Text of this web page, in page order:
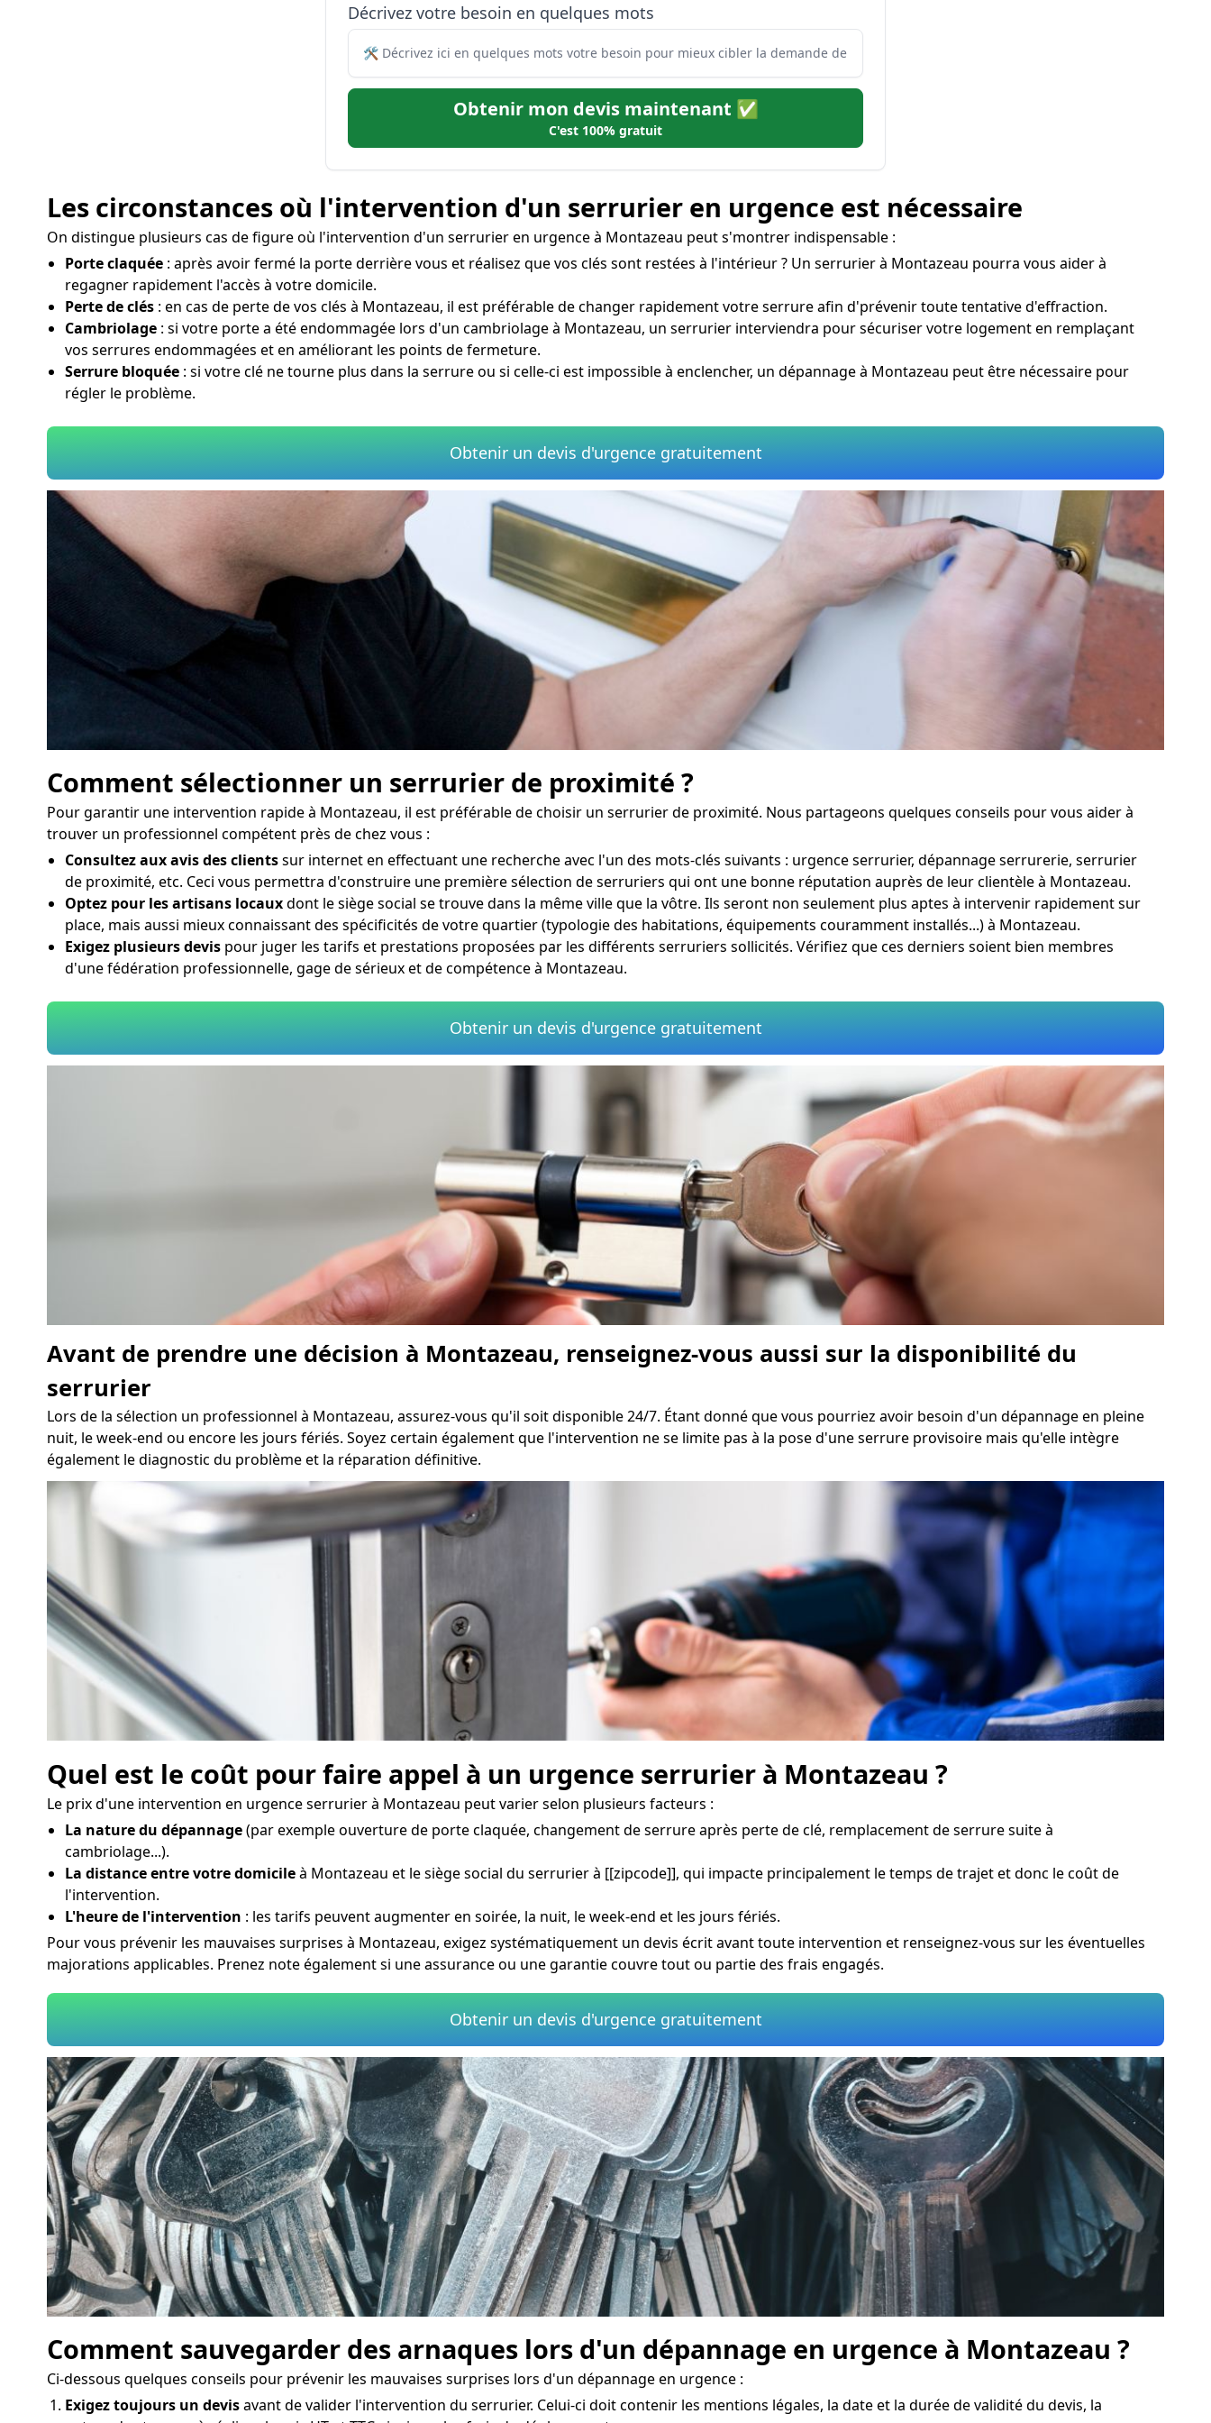
Décrivez votre besoin en quelques mots
Obtenir mon devis maintenant ✅
C'est 100% gratuit
Les circonstances où l'intervention d'un serrurier en urgence est nécessaire
On distingue plusieurs cas de figure où l'intervention d'un serrurier en urgence à Montazeau peut s'montrer indispensable :
Porte claquée : après avoir fermé la porte derrière vous et réalisez que vos clés sont restées à l'intérieur ? Un serrurier à Montazeau pourra vous aider à
regagner rapidement l'accès à votre domicile.
Perte de clés : en cas de perte de vos clés à Montazeau, il est préférable de changer rapidement votre serrure afin d'prévenir toute tentative d'effraction.
Cambriolage : si votre porte a été endommagée lors d'un cambriolage à Montazeau, un serrurier interviendra pour sécuriser votre logement en remplaçant
vos serrures endommagées et en améliorant les points de fermeture.
Serrure bloquée : si votre clé ne tourne plus dans la serrure ou si celle-ci est impossible à enclencher, un dépannage à Montazeau peut être nécessaire pour
régler le problème.
Obtenir un devis d'urgence gratuitement
Comment sélectionner un serrurier de proximité ?
Pour garantir une intervention rapide à Montazeau, il est préférable de choisir un serrurier de proximité. Nous partageons quelques conseils pour vous aider à
trouver un professionnel compétent près de chez vous :
Consultez aux avis des clientssur internet en effectuant une recherche avec l'un des mots-clés suivants : urgence serrurier, dépannage serrurerie, serrurier
de proximité, etc. Ceci vous permettra d'construire une première sélection de serruriers qui ont une bonne réputation auprès de leur clientèle à Montazeau.
Optez pour les artisans locauxdont le siège social se trouve dans la même ville que la vôtre. Ils seront non seulement plus aptes à intervenir rapidement sur
place, mais aussi mieux connaissant des spécificités de votre quartier (typologie des habitations, équipements couramment installés...) à Montazeau.
Exigez plusieurs devis pour juger les tarifs et prestations proposées par les différents serruriers sollicités. Vérifiez que ces derniers soient bien membres
d'une fédération professionnelle, gage de sérieux et de compétence à Montazeau.
Obtenir un devis d'urgence gratuitement
Avant de prendre une décision à Montazeau, renseignez-vous aussi sur la disponibilité du
serrurier
Lors de la sélection un professionnel à Montazeau, assurez-vous qu'il soit disponible 24/7. Étant donné que vous pourriez avoir besoin d'un dépannage en pleine
nuit, le week-end ou encore les jours fériés. Soyez certain également que l'intervention ne se limite pas à la pose d'une serrure provisoire mais qu'elle intègre
également le diagnostic du problème et la réparation définitive.
Quel est le coût pour faire appel à un urgence serrurier à Montazeau ?
Le prix d'une intervention en urgence serrurier à Montazeau peut varier selon plusieurs facteurs :
La nature du dépannage(par exemple ouverture de porte claquée, changement de serrure après perte de clé, remplacement de serrure suite à
cambriolage...).
La distance entre votre domicileà Montazeau et le siège social du serrurier à [[zipcode]], qui impacte principalement le temps de trajet et donc le coût de
l'intervention.
L'heure de l'intervention : les tarifs peuvent augmenter en soirée, la nuit, le week-end et les jours fériés.
Pour vous prévenir les mauvaises surprises à Montazeau, exigez systématiquement un devis écrit avant toute intervention et renseignez-vous sur les éventuelles
majorations applicables. Prenez note également si une assurance ou une garantie couvre tout ou partie des frais engagés.
Obtenir un devis d'urgence gratuitement
Comment sauvegarder des arnaques lors d'un dépannage en urgence à Montazeau ?
Ci-dessous quelques conseils pour prévenir les mauvaises surprises lors d'un dépannage en urgence :
Exigez toujours un devisavant de valider l'intervention du serrurier. Celui-ci doit contenir les mentions légales, la date et la durée de validité du devis, la